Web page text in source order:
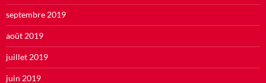
septembre 2019
août 2019
juillet 2019
juin 2019